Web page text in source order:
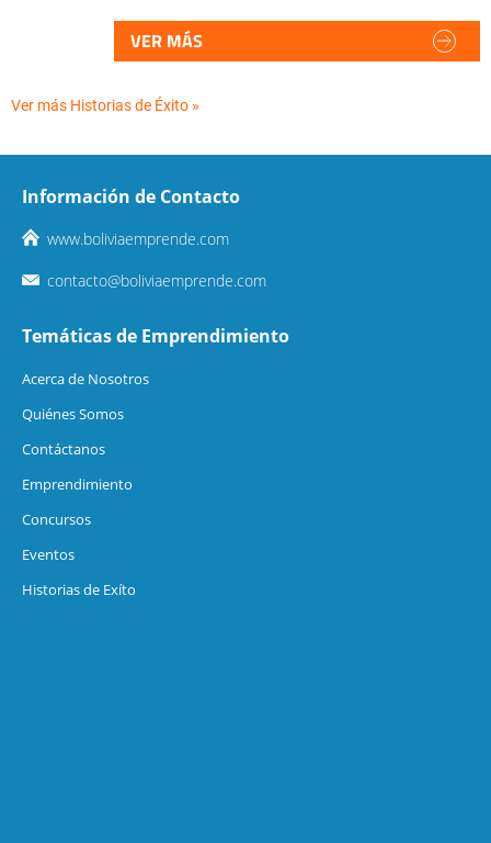
VER MÁS
Ver más Historias de Éxito »
Información de Contacto
www.boliviaemprende.com
contacto@boliviaemprende.com
Temáticas de Emprendimiento
Acerca de Nosotros
Quiénes Somos
Contáctanos
Emprendimiento
Concursos
Eventos
Historias de Exíto